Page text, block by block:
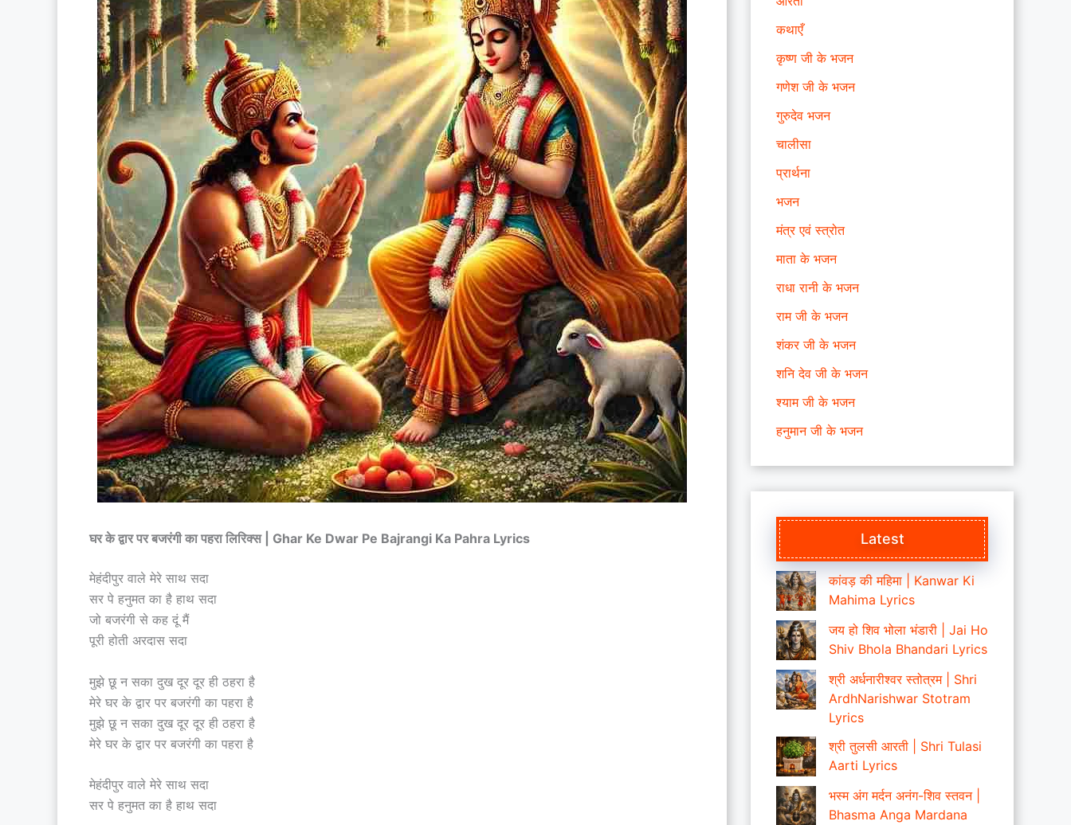
घर के द्वार पर बजरंगी का पहरा लिरिक्स | Ghar Ke Dwar Pe Bajrangi Ka Pahra Lyrics
मेहंदीपुर वाले मेरे साथ सदा
सर पे हनुमत का है हाथ सदा
जो बजरंगी से कह दूं मैं
पूरी होती अरदास सदा
मुझे छू न सका दुख दूर दूर ही ठहरा है
मेरे घर के द्वार पर बजरंगी का पहरा है
मुझे छू न सका दुख दूर दूर ही ठहरा है
मेरे घर के द्वार पर बजरंगी का पहरा है
मेहंदीपुर वाले मेरे साथ सदा
सर पे हनुमत का है हाथ सदा
कथाएँ
कृष्ण जी के भजन
गणेश जी के भजन
गुरुदेव भजन
चालीसा
प्रार्थना
भजन
मंत्र एवं स्त्रोत
माता के भजन
राधा रानी के भजन
राम जी के भजन
शंकर जी के भजन
शनि देव जी के भजन
श्याम जी के भजन
हनुमान जी के भजन
Latest
कांवड़ की महिमा | Kanwar Ki
Mahima Lyrics
जय हो शिव भोला भंडारी | Jai Ho
Shiv Bhola Bhandari Lyrics
श्री अर्धनारीश्वर स्तोत्रम | Shri
ArdhNarishwar Stotram
Lyrics
श्री तुलसी आरती | Shri Tulasi
Aarti Lyrics
भस्म अंग मर्दन अनंग-शिव स्तवन |
Bhasma Anga Mardana